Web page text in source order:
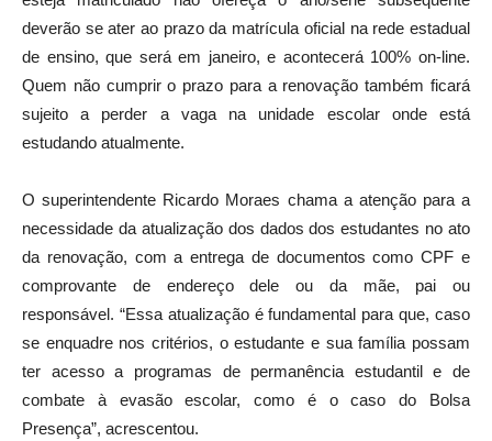
deverão se ater ao prazo da matrícula oficial na rede estadual
de ensino, que será em janeiro, e acontecerá 100% on-line.
Quem não cumprir o prazo para a renovação também ficará
sujeito a perder a vaga na unidade escolar onde está
estudando atualmente.
O superintendente Ricardo Moraes chama a atenção para a
necessidade da atualização dos dados dos estudantes no ato
da renovação, com a entrega de documentos como CPF e
comprovante de endereço dele ou da mãe, pai ou
responsável. “Essa atualização é fundamental para que, caso
se enquadre nos critérios, o estudante e sua família possam
ter acesso a programas de permanência estudantil e de
combate à evasão escolar, como é o caso do Bolsa
Presença”, acrescentou.